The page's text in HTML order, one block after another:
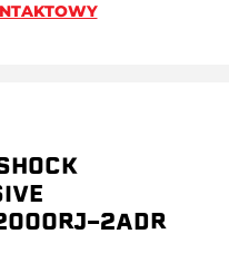
2ADR